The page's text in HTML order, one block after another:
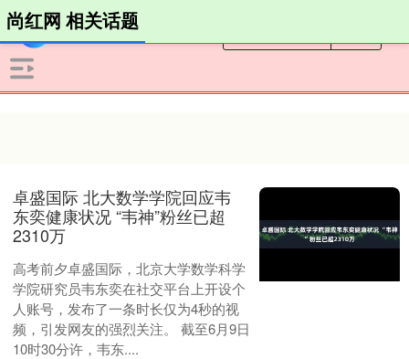
尚红网 相关话题
卓盛国际 北大数学学院回应韦
东奕健康状况 “韦神”粉丝已超
2310万
高考前夕卓盛国际，北京大学数学科学
学院研究员韦东奕在社交平台上开设个
人账号，发布了一条时长仅为4秒的视
频，引发网友的强烈关注。 截至6月9日
10时30分许，韦东....